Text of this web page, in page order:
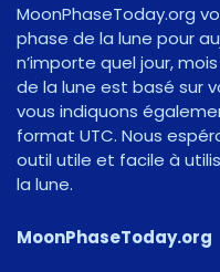
MoonPhaseToday.org
phase de la lune pour
n’importe quel jour,
de la lune est basé sur
vous indiquons
format UTC. Nous
outil utile et facile à
la lune.
MoonPhaseToday.org